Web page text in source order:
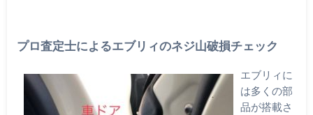
プロ査定士によるエブリィのネジ山破損チェック
エブリィに
は多くの部
品が搭載さ